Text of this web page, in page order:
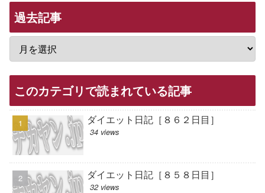
過去記事
このカテゴリで読まれている記事
ダイエット日記［８６２日目］
34 views
ダイエット日記［８５８日目］
32 views